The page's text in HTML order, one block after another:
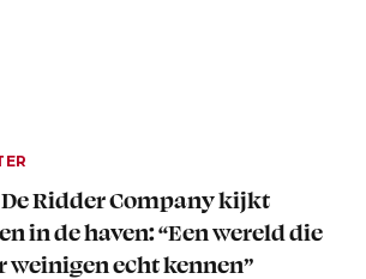
De Ridder Company kijkt
in de haven: “Een wereld die
weinigen echt kennen”